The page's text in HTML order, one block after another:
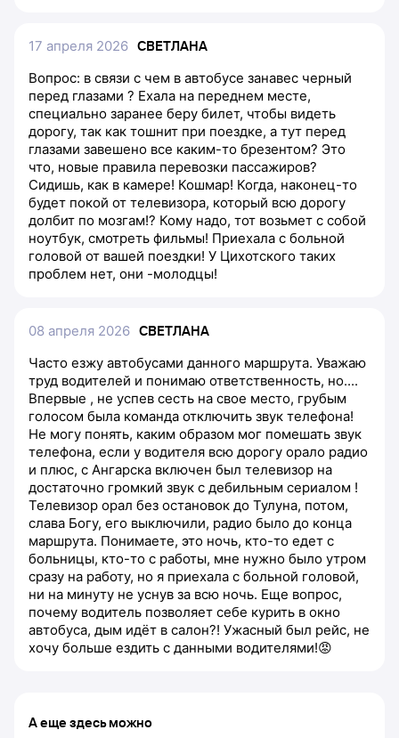
17 апреля 2026 СВЕТЛАНА
Вопрос: в связи с чем в автобусе занавес черный
перед глазами ? Ехала на переднем месте,
специально заранее беру билет, чтобы видеть
дорогу, так как тошнит при поездке, а тут перед
глазами завешено все каким-то брезентом? Это
что, новые правила перевозки пассажиров?
Сидишь, как в камере! Кошмар! Когда, наконец-то
будет покой от телевизора, который всю дорогу
долбит по мозгам!? Кому надо, тот возьмет с собой
ноутбук, смотреть фильмы! Приехала с больной
головой от вашей поездки! У Цихотского таких
проблем нет, они -молодцы!
08 апреля 2026 СВЕТЛАНА
Часто езжу автобусами данного маршрута. Уважаю
труд водителей и понимаю ответственность, но....
Впервые , не успев сесть на свое место, грубым
голосом была команда отключить звук телефона!
Не могу понять, каким образом мог помешать звук
телефона, если у водителя всю дорогу орало радио
и плюс, с Ангарска включен был телевизор на
достаточно громкий звук с дебильным сериалом !
Телевизор орал без остановок до Тулуна, потом,
слава Богу, его выключили, радио было до конца
маршрута. Понимаете, это ночь, кто-то едет с
больницы, кто-то с работы, мне нужно было утром
сразу на работу, но я приехала с больной головой,
ни на минуту не уснув за всю ночь. Еще вопрос,
почему водитель позволяет себе курить в окно
автобуса, дым идёт в салон?! Ужасный был рейс, не
хочу больше ездить с данными водителями!😡
А еще здесь можно